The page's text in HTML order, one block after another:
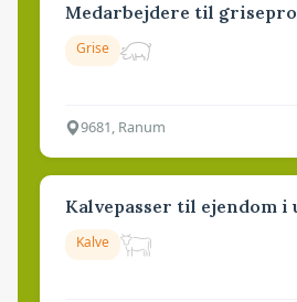
Medarbejdere til
Grise
9681, Ranum
Kalvepasser til ejendom i
Kalve